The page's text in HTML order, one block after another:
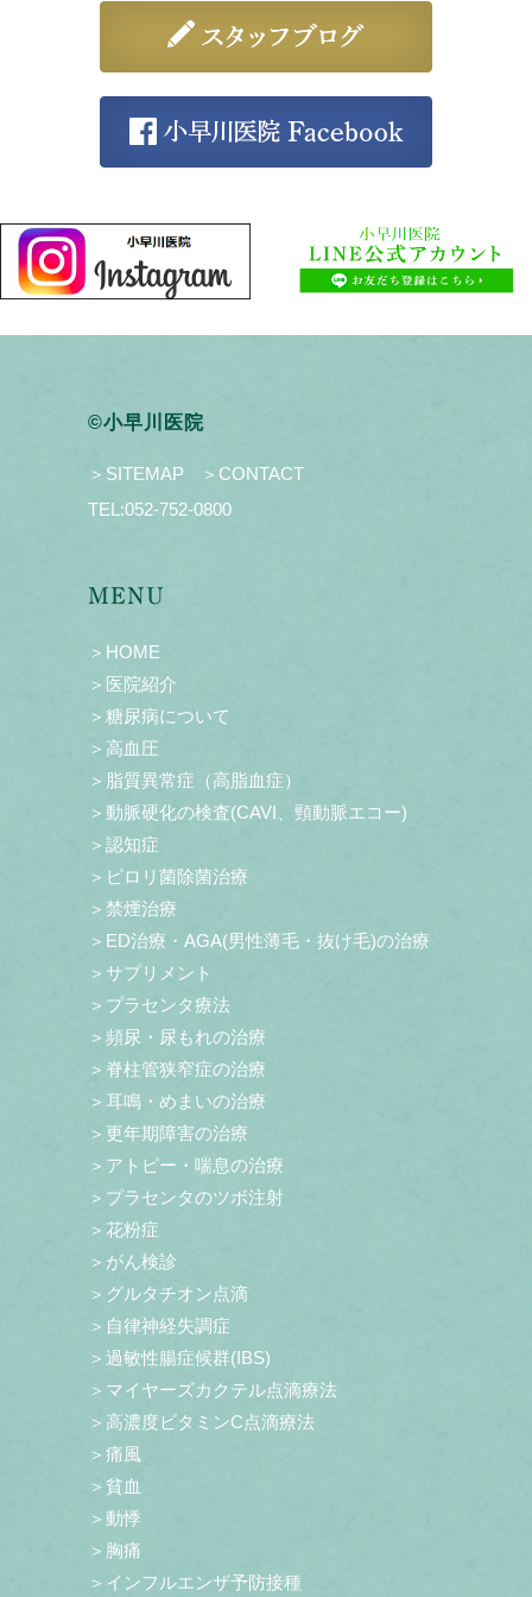
©小早川医院
＞SITEMAP
＞CONTACT
TEL:052-752-0800
MENU
＞HOME
＞医院紹介
＞糖尿病について
＞高血圧
＞脂質異常症（高脂血症）
＞動脈硬化の検査(CAVI、頸動脈エコー)
＞認知症
＞ピロリ菌除菌治療
＞禁煙治療
＞ED治療・AGA(男性薄毛・抜け毛)の治療
＞サプリメント
＞プラセンタ療法
＞頻尿・尿もれの治療
＞脊柱管狭窄症の治療
＞耳鳴・めまいの治療
＞更年期障害の治療
＞アトピー・喘息の治療
＞プラセンタのツボ注射
＞花粉症
＞がん検診
＞グルタチオン点滴
＞自律神経失調症
＞過敏性腸症候群(IBS)
＞マイヤーズカクテル点滴療法
＞高濃度ビタミンC点滴療法
＞痛風
＞貧血
＞動悸
＞胸痛
＞インフルエンザ予防接種